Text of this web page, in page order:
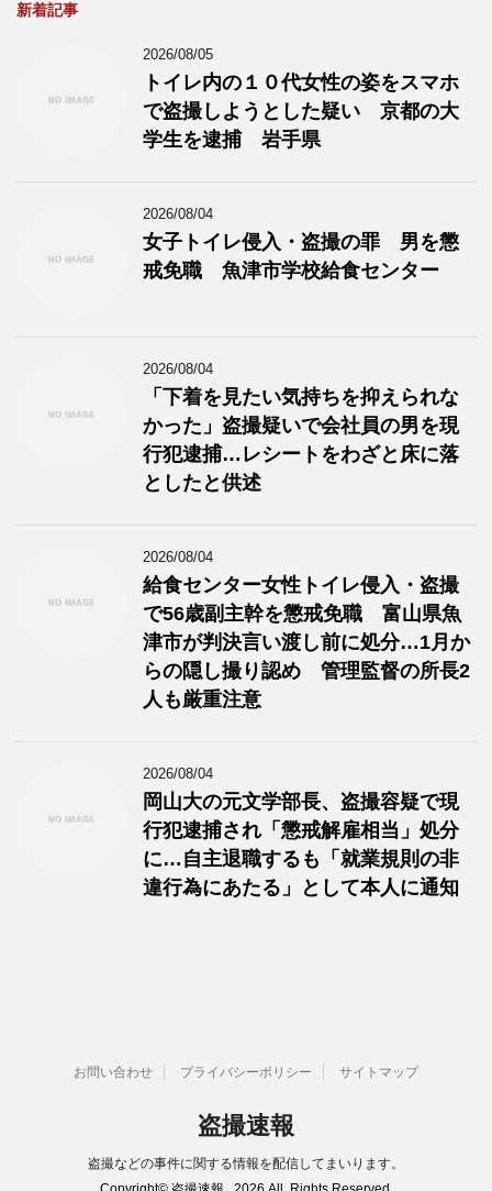
新着記事
2026/08/05
トイレ内の１０代女性の姿をスマホ
で盗撮しようとした疑い 京都の大
学生を逮捕 岩手県
2026/08/04
女子トイレ侵入・盗撮の罪 男を懲
戒免職 魚津市学校給食センター
2026/08/04
「下着を見たい気持ちを抑えられな
かった」盗撮疑いで会社員の男を現
行犯逮捕…レシートをわざと床に落
としたと供述
2026/08/04
給食センター女性トイレ侵入・盗撮
で56歳副主幹を懲戒免職 富山県魚
津市が判決言い渡し前に処分…1月か
らの隠し撮り認め 管理監督の所長2
人も厳重注意
2026/08/04
岡山大の元文学部長、盗撮容疑で現
行犯逮捕され「懲戒解雇相当」処分
に…自主退職するも「就業規則の非
違行為にあたる」として本人に通知
お問い合わせ プライバシーポリシー サイトマップ
盗撮速報
盗撮などの事件に関する情報を配信してまいります。